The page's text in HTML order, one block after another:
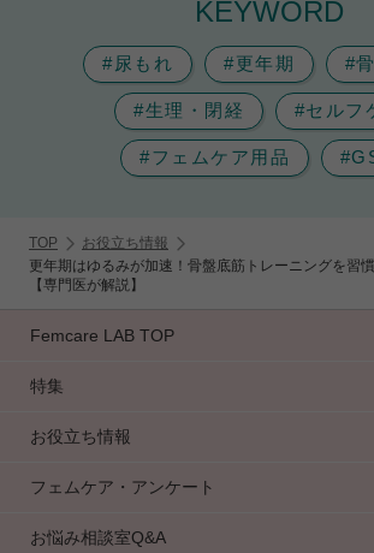
KEYWORD
#尿もれ #更年期 #
#生理・閉経 #セルフ
#フェムケア用品
TOP
お役立ち情報
更年期はゆるみが加速！骨盤底筋トレーニングを習
【専門医が解説】
Femcare LAB TOP
特集
お役立ち情報
フェムケア・アンケート
お悩み相談室Q&A